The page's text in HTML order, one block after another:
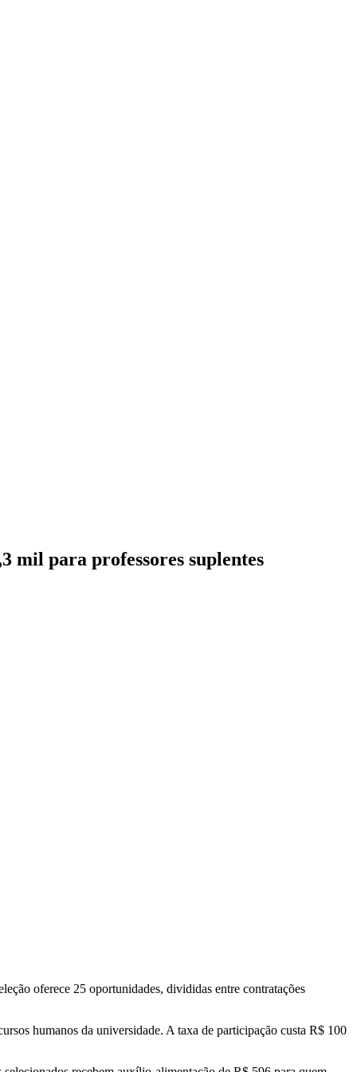
mil para professores suplentes
oferece 25 oportunidades, divididas entre contratações
humanos da universidade. A taxa de participação custa R$ 100